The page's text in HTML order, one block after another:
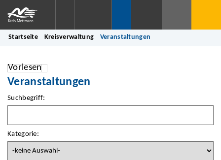
Startseite Kreisverwaltung Veranstaltungen
Vorlesen
Veranstaltungen
Suchbegriff:
Kategorie: